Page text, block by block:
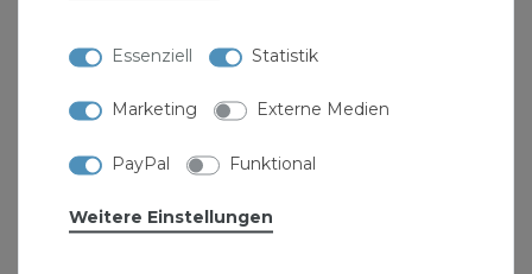
" >Sanitärbedarf und eine
Essenziell Statistik
Marketing Externe Medien
PayPal Funktional
Weitere Einstellungen